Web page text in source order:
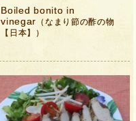
Boiled bonito in
vinegar （なまり節の酢の物
【日本】）